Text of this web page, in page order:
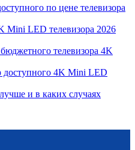
по цене телевизора
Mini LED телевизора 2026
телевизора 4K
4K Mini LED
и в каких случаях